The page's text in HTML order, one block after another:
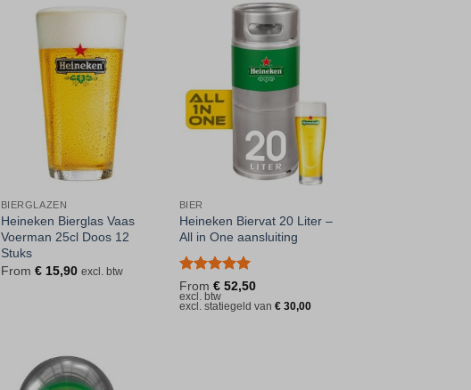
Toevoegen
aan
verlanglijst
BIERGLAZEN
Heineken Bierglas Vaas
Voerman 25cl Doos 12
Stuks
From €15,90 excl. btw
Toevoegen
verlanglijst
BIER
Heineken Biervat 20 Liter –
All in One aansluiting
Gewaardeerd
5uit 5
From €52,50
excl. btw
excl. statiegeld van €30,00